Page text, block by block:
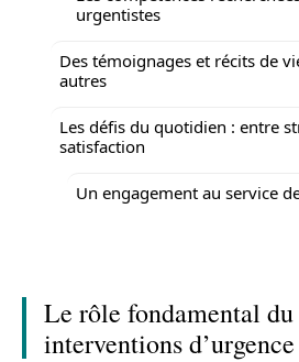
urgentistes
Des témoignages et récits de
autres
Les défis du quotidien : entre
satisfaction
Un engagement au service
Le rôle fondamental du
interventions d’urgence